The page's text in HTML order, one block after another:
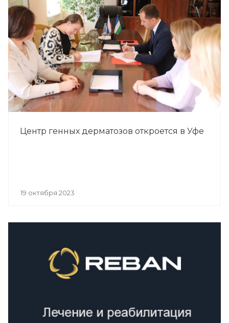
Центр генных дерматозов откроется в Уфе
19 октября 2023